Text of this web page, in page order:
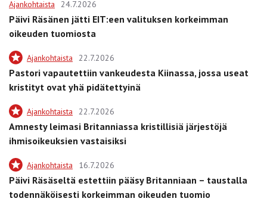
Ajankohtaista 24.7.2026
Päivi Räsänen jätti EIT:een valituksen korkeimman
oikeuden tuomiosta
Ajankohtaista 22.7.2026
Pastori vapautettiin vankeudesta Kiinassa, jossa useat
kristityt ovat yhä pidätettyinä
Ajankohtaista 22.7.2026
Amnesty leimasi Britanniassa kristillisiä järjestöjä
ihmisoikeuksien vastaisiksi
Ajankohtaista 16.7.2026
Päivi Räsäseltä estettiin pääsy Britanniaan – taustalla
todennäköisesti korkeimman oikeuden tuomio